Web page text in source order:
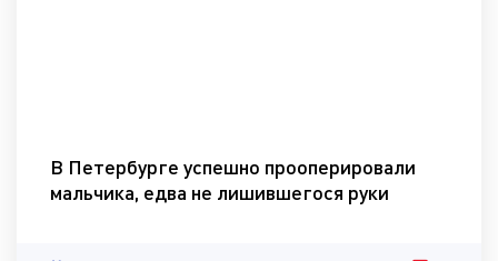
В Петербурге успешно прооперировали
мальчика, едва не лишившегося руки